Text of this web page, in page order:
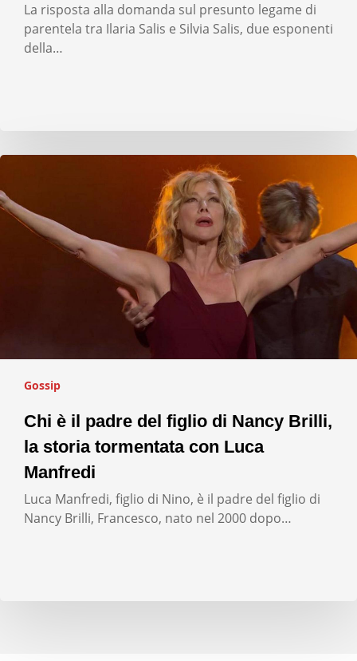
La risposta alla domanda sul presunto legame di
parentela tra Ilaria Salis e Silvia Salis, due esponenti
della…
Gossip
Chi è il padre del figlio di Nancy Brilli,
la storia tormentata con Luca
Manfredi
Luca Manfredi, figlio di Nino, è il padre del figlio di
Nancy Brilli, Francesco, nato nel 2000 dopo…